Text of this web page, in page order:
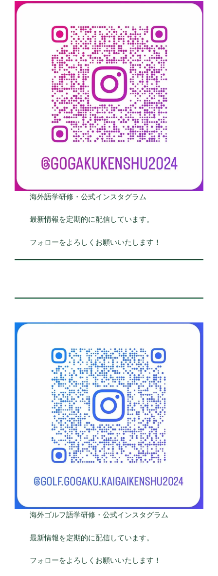
海外語学研修・公式インスタグラム
最新情報を定期的に配信しています。
フォローをよろしくお願いいたします！
海外ゴルフ語学研修・公式インスタグラム
最新情報を定期的に配信しています。
フォローをよろしくお願いいたします！